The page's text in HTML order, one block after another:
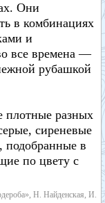
Они
в комбинациях
и
все времена —
рубашкой
плотные разных
сиреневые
подобранные в
по цвету с
Н. Найденская, И.